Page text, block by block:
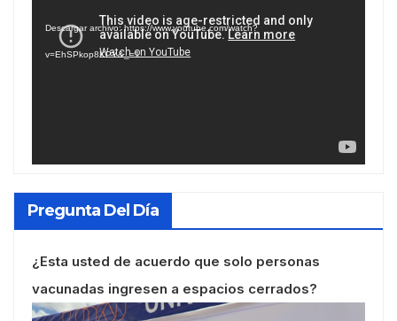
vídeo
Descargar archivo: https://www.youtube.com/watch?
v=EhSPkop8KPY&_=1
Pregunta Del Día
¿Esta usted de acuerdo que solo personas
vacunadas ingresen a espacios cerrados?